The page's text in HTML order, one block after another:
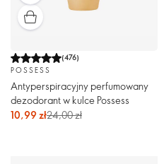
(476)
POSSESS
Antyperspiracyjny perfumowany
dezodorant w kulce Possess
10,99 zł24,00 zł